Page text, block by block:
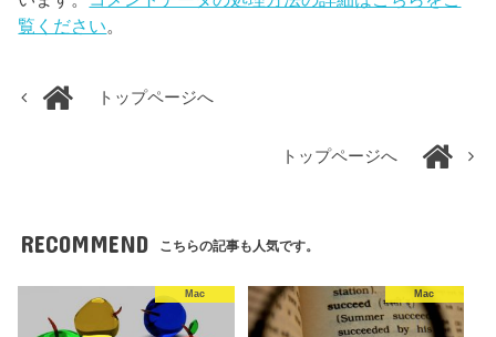
覧ください。
トップページへ
トップページへ
RECOMMEND こちらの記事も人気です。
Mac Mac